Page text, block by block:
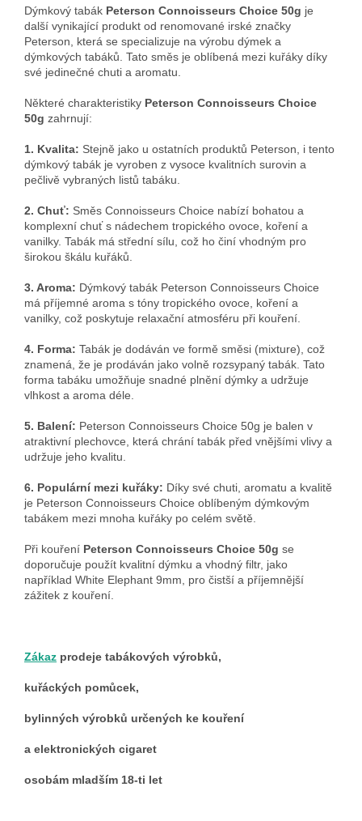
Dýmkový tabák Peterson Connoisseurs Choice 50g je
další vynikající produkt od renomované irské značky
Peterson, která se specializuje na výrobu dýmek a
dýmkových tabáků. Tato směs je oblíbená mezi kuřáky díky
své jedinečné chuti a aromatu.
Některé charakteristiky Peterson Connoisseurs Choice
50g zahrnují:
1. Kvalita: Stejně jako u ostatních produktů Peterson, i tento
dýmkový tabák je vyroben z vysoce kvalitních surovin a
pečlivě vybraných listů tabáku.
2. Chuť: Směs Connoisseurs Choice nabízí bohatou a
komplexní chuť s nádechem tropického ovoce, koření a
vanilky. Tabák má střední sílu, což ho činí vhodným pro
širokou škálu kuřáků.
3. Aroma: Dýmkový tabák Peterson Connoisseurs Choice
má příjemné aroma s tóny tropického ovoce, koření a
vanilky, což poskytuje relaxační atmosféru při kouření.
4. Forma: Tabák je dodáván ve formě směsi (mixture), což
znamená, že je prodáván jako volně rozsypaný tabák. Tato
forma tabáku umožňuje snadné plnění dýmky a udržuje
vlhkost a aroma déle.
5. Balení: Peterson Connoisseurs Choice 50g je balen v
atraktivní plechovce, která chrání tabák před vnějšími vlivy a
udržuje jeho kvalitu.
6. Populární mezi kuřáky: Díky své chuti, aromatu a kvalitě
je Peterson Connoisseurs Choice oblíbeným dýmkovým
tabákem mezi mnoha kuřáky po celém světě.
Při kouření Peterson Connoisseurs Choice 50g se
doporučuje použít kvalitní dýmku a vhodný filtr, jako
například White Elephant 9mm, pro čistší a příjemnější
zážitek z kouření.
Zákaz prodeje tabákových výrobků,
kuřáckých pomůcek,
bylinných výrobků určených ke kouření
a elektronických cigaret
osobám mladším 18-ti let